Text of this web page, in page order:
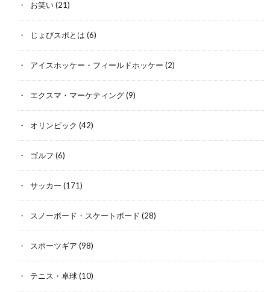
お笑い(21)
じょびスポとは (6)
アイスホッケー・フィールドホッケー (2)
エクスマ・マーケティング(9)
オリンピック (42)
ゴルフ (6)
サッカー (171)
スノーボード・スケートボード (28)
スポーツギア (98)
テニス・卓球(10)